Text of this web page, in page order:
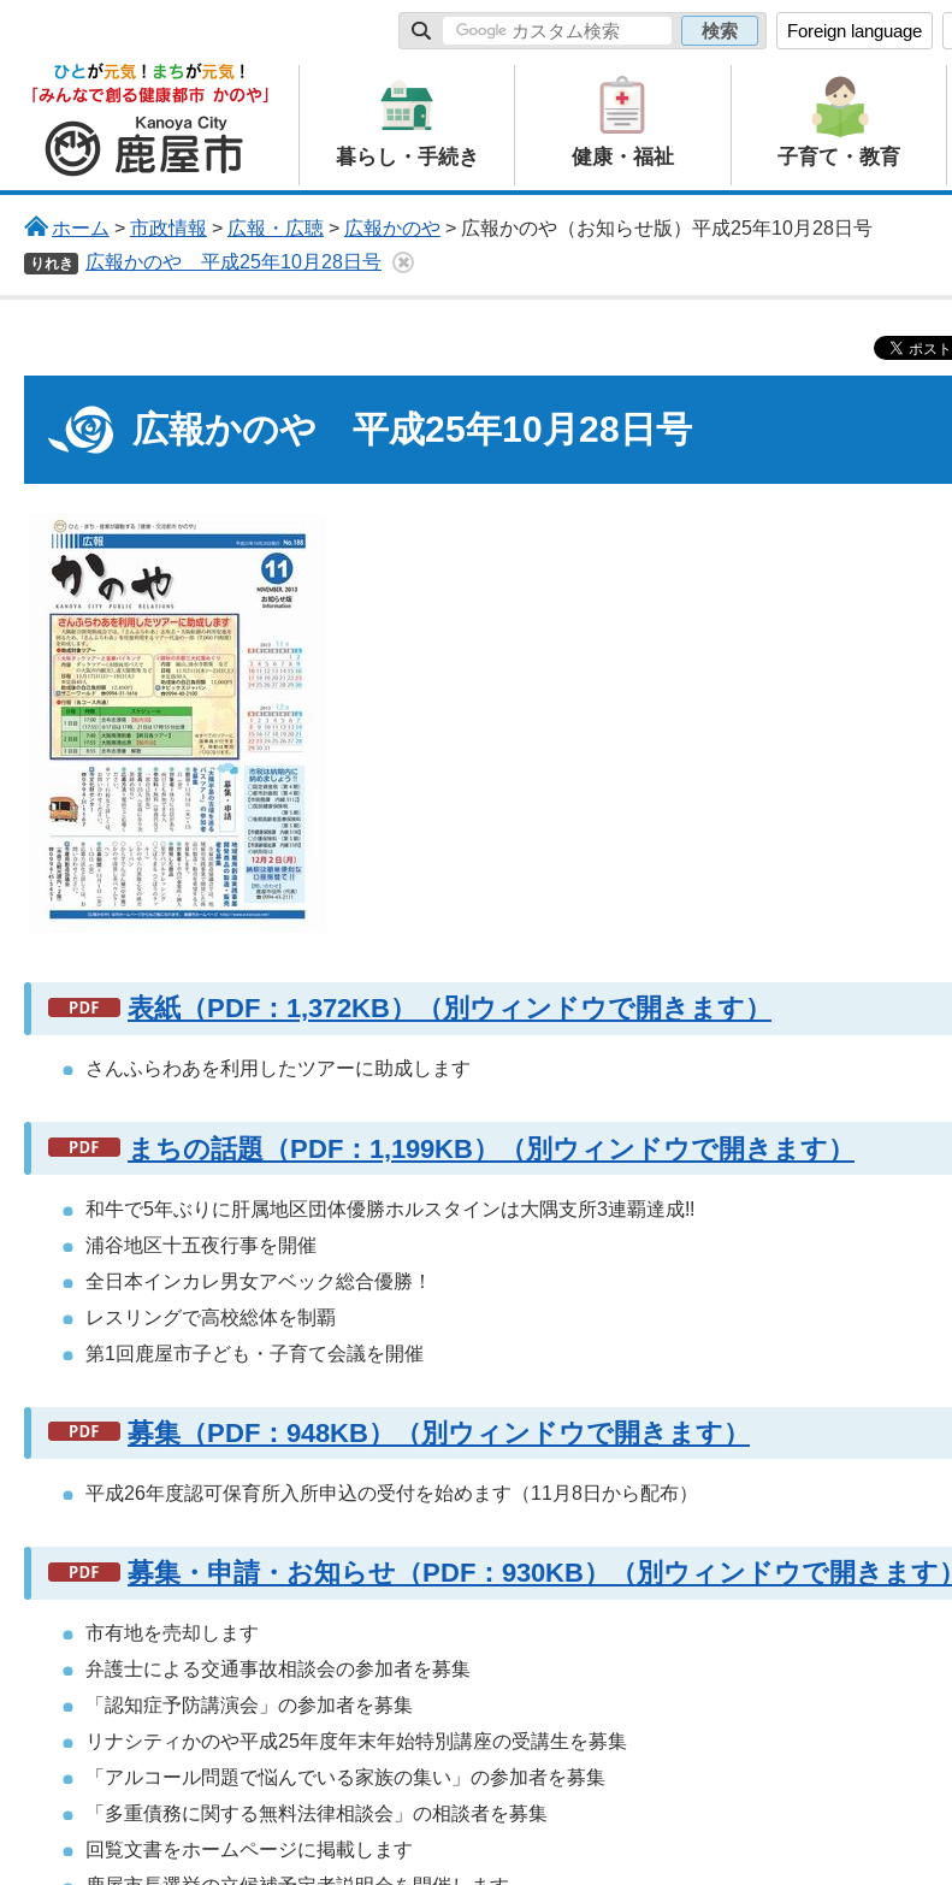
Foreign language
鹿屋市
暮らし・手続き 健康・福祉 子育て・教育
ホーム > 市政情報 > 広報・広聴> 広報かのや> 広報かのや（お知らせ版）平成25年10月28日号
りれき 広報かのや 平成25年10月28日号
広報かのや 平成25年10月28日号
表紙（PDF：1,372KB）（別ウィンドウで開きます）
さんふらわあを利用したツアーに助成します
まちの話題（PDF：1,199KB）（別ウィンドウで開きます）
和牛で5年ぶりに肝属地区団体優勝ホルスタインは大隅支所3連覇達成!!
浦谷地区十五夜行事を開催
全日本インカレ男女アベック総合優勝！
レスリングで高校総体を制覇
第1回鹿屋市子ども・子育て会議を開催
募集（PDF：948KB）（別ウィンドウで開きます）
平成26年度認可保育所入所申込の受付を始めます（11月8日から配布）
募集・申請・お知らせ（PDF：930KB）（別ウィンドウで開きます）
市有地を売却します
弁護士による交通事故相談会の参加者を募集
「認知症予防講演会」の参加者を募集
リナシティかのや平成25年度年末年始特別講座の受講生を募集
「アルコール問題で悩んでいる家族の集い」の参加者を募集
「多重債務に関する無料法律相談会」の相談者を募集
回覧文書をホームページに掲載します